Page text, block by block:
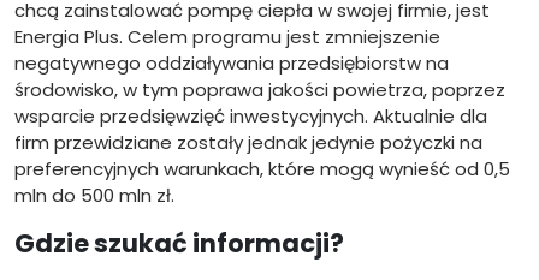
chcą zainstalować pompę ciepła w swojej firmie, jest
Energia Plus. Celem programu jest zmniejszenie
negatywnego oddziaływania przedsiębiorstw na
środowisko, w tym poprawa jakości powietrza, poprzez
wsparcie przedsięwzięć inwestycyjnych. Aktualnie dla
firm przewidziane zostały jednak jedynie pożyczki na
preferencyjnych warunkach, które mogą wynieść od 0,5
mln do 500 mln zł.
Gdzie szukać informacji?